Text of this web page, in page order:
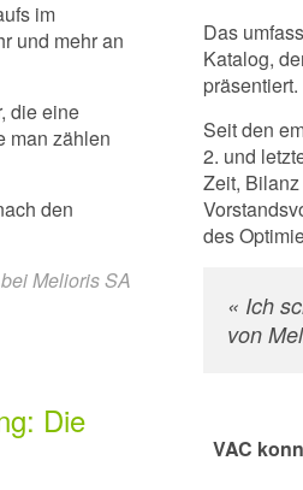
im
und mehr an
die eine
man zählen
den
Melioris SA
Die
Das
Katalog,
präsentiert.
Seit den
2. und
Zeit,
des
« Ich
von
VAC